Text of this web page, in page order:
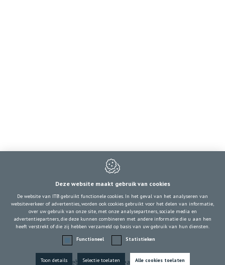
RPR: 1000 Brussel
ON: 0409.855.484
+32 2 217 09 77
cdni@itb-info.be
Webdesign by IDcreation 2024
Deze website maakt gebruik van cookies
De website van ITB gebruikt functionele cookies. In het geval van het analyseren van
websiteverkeer of advertenties, worden ook cookies gebruikt voor het delen van informatie,
over uw gebruik van onze site, met onze analysepartners, sociale media en
advertentiepartners, die deze kunnen combineren met andere informatie die u aan hen
heeft verstrekt of die zij hebben verzameld op basis van uw gebruik van hun diensten.
Functioneel
Statistieken
Toon details Selectie toelaten Alle cookies toelaten